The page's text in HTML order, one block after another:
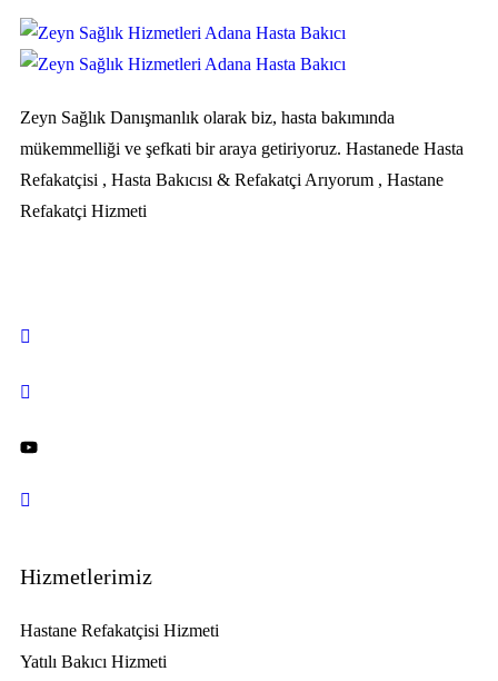
Zeyn Sağlık Danışmanlık olarak biz, hasta bakımında
mükemmelliği ve şefkati bir araya getiriyoruz. Hastanede Hasta
Refakatçisi , Hasta Bakıcısı & Refakatçi Arıyorum , Hastane
Refakatçi Hizmeti
Hizmetlerimiz
Hastane Refakatçisi Hizmeti
Yatılı Bakıcı Hizmeti